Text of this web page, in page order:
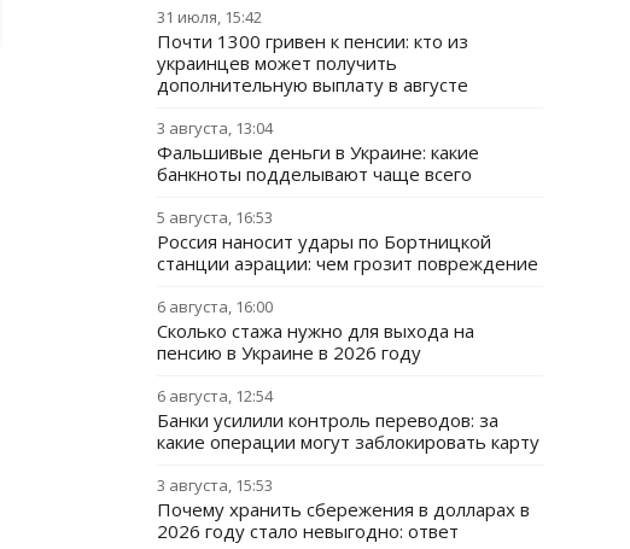
31 июля, 15:42
Почти 1300 гривен к пенсии: кто из
украинцев может получить
дополнительную выплату в августе
3 августа, 13:04
Фальшивые деньги в Украине: какие
банкноты подделывают чаще всего
5 августа, 16:53
Россия наносит удары по Бортницкой
станции аэрации: чем грозит повреждение
6 августа, 16:00
Сколько стажа нужно для выхода на
пенсию в Украине в 2026 году
6 августа, 12:54
Банки усилили контроль переводов: за
какие операции могут заблокировать карту
3 августа, 15:53
Почему хранить сбережения в долларах в
2026 году стало невыгодно: ответ